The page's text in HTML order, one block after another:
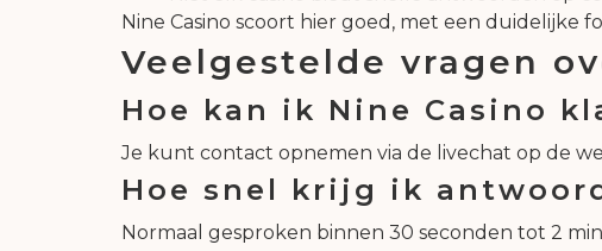
Nine Casino scoort hier goed, met een duidelijke
Veelgestelde vragen
Hoe kan ik Nine Casino
Je kunt contact opnemen via de livechat op de
Hoe snel krijg ik
Normaal gesproken binnen 30 seconden tot 2